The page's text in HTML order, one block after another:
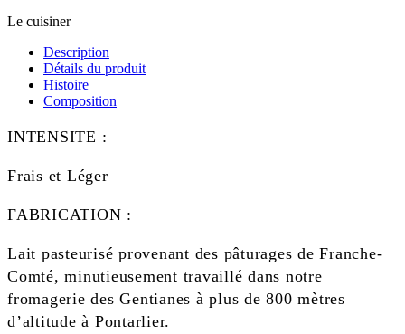
Le cuisiner
Description
Détails du produit
Histoire
Composition
INTENSITE :
Frais et Léger
FABRICATION :
Lait pasteurisé provenant des pâturages de Franche-
Comté, minutieusement travaillé dans notre
fromagerie des Gentianes à plus de 800 mètres
d’altitude à Pontarlier.